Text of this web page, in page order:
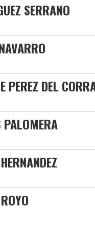
SERRANO
PEREZ DEL